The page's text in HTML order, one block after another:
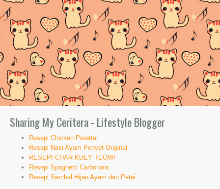
Sharing My Ceritera - Lifestyle Blogger
Resepi Chicken Perattal
Resepi Nasi Ayam Penyet Original
RESEPI CHAR KUEY TEOW!
Resepi Spaghetti Carbonara
Resepi Sambal Hijau Ayam dan Petai